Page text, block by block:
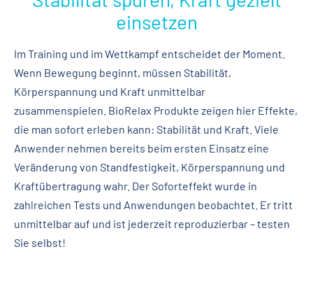
einsetzen
Im Training und im Wettkampf entscheidet der Moment.
Wenn Bewegung beginnt, müssen Stabilität,
Körperspannung und Kraft unmittelbar
zusammenspielen. BioRelax Produkte zeigen hier Effekte,
die man sofort erleben kann: Stabilität und Kraft. Viele
Anwender nehmen bereits beim ersten Einsatz eine
Veränderung von Standfestigkeit, Körperspannung und
Kraftübertragung wahr. Der Soforteffekt wurde in
zahlreichen Tests und Anwendungen beobachtet. Er tritt
unmittelbar auf und ist jederzeit reproduzierbar – testen
Sie selbst!